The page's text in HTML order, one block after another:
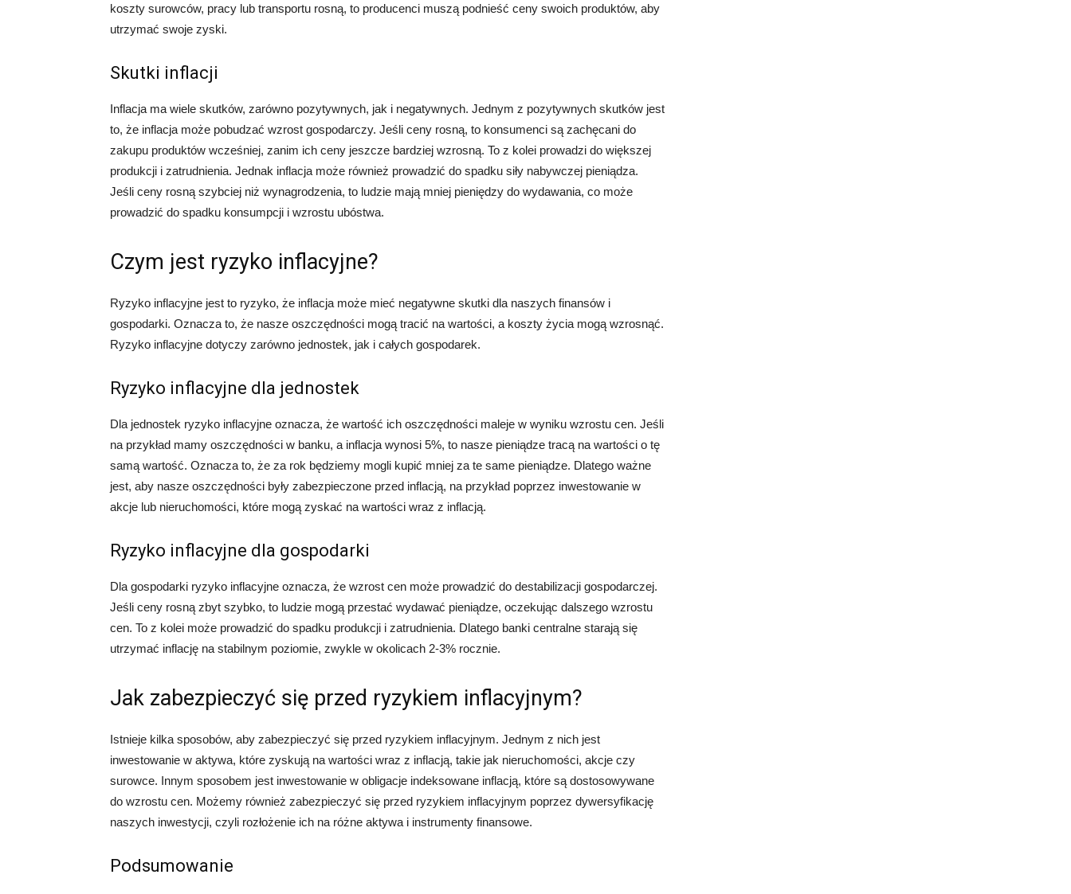
koszty surowców, pracy lub transportu rosną, to producenci muszą podnieść ceny swoich produktów, aby
utrzymać swoje zyski.
Skutki inflacji
Inflacja ma wiele skutków, zarówno pozytywnych, jak i negatywnych. Jednym z pozytywnych skutków jest
to, że inflacja może pobudzać wzrost gospodarczy. Jeśli ceny rosną, to konsumenci są zachęcani do
zakupu produktów wcześniej, zanim ich ceny jeszcze bardziej wzrosną. To z kolei prowadzi do większej
produkcji i zatrudnienia. Jednak inflacja może również prowadzić do spadku siły nabywczej pieniądza.
Jeśli ceny rosną szybciej niż wynagrodzenia, to ludzie mają mniej pieniędzy do wydawania, co może
prowadzić do spadku konsumpcji i wzrostu ubóstwa.
Czym jest ryzyko inflacyjne?
Ryzyko inflacyjne jest to ryzyko, że inflacja może mieć negatywne skutki dla naszych finansów i
gospodarki. Oznacza to, że nasze oszczędności mogą tracić na wartości, a koszty życia mogą wzrosnąć.
Ryzyko inflacyjne dotyczy zarówno jednostek, jak i całych gospodarek.
Ryzyko inflacyjne dla jednostek
Dla jednostek ryzyko inflacyjne oznacza, że wartość ich oszczędności maleje w wyniku wzrostu cen. Jeśli
na przykład mamy oszczędności w banku, a inflacja wynosi 5%, to nasze pieniądze tracą na wartości o tę
samą wartość. Oznacza to, że za rok będziemy mogli kupić mniej za te same pieniądze. Dlatego ważne
jest, aby nasze oszczędności były zabezpieczone przed inflacją, na przykład poprzez inwestowanie w
akcje lub nieruchomości, które mogą zyskać na wartości wraz z inflacją.
Ryzyko inflacyjne dla gospodarki
Dla gospodarki ryzyko inflacyjne oznacza, że wzrost cen może prowadzić do destabilizacji gospodarczej.
Jeśli ceny rosną zbyt szybko, to ludzie mogą przestać wydawać pieniądze, oczekując dalszego wzrostu
cen. To z kolei może prowadzić do spadku produkcji i zatrudnienia. Dlatego banki centralne starają się
utrzymać inflację na stabilnym poziomie, zwykle w okolicach 2-3% rocznie.
Jak zabezpieczyć się przed ryzykiem inflacyjnym?
Istnieje kilka sposobów, aby zabezpieczyć się przed ryzykiem inflacyjnym. Jednym z nich jest
inwestowanie w aktywa, które zyskują na wartości wraz z inflacją, takie jak nieruchomości, akcje czy
surowce. Innym sposobem jest inwestowanie w obligacje indeksowane inflacją, które są dostosowywane
do wzrostu cen. Możemy również zabezpieczyć się przed ryzykiem inflacyjnym poprzez dywersyfikację
naszych inwestycji, czyli rozłożenie ich na różne aktywa i instrumenty finansowe.
Podsumowanie